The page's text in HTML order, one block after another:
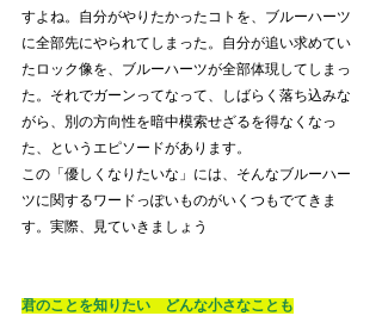
すよね。自分がやりたかったコトを、ブルーハーツ
に全部先にやられてしまった。自分が追い求めてい
たロック像を、ブルーハーツが全部体現してしまっ
た。それでガーンってなって、しばらく落ち込みな
がら、別の方向性を暗中模索せざるを得なくなっ
た、というエピソードがあります。
この「優しくなりたいな」には、そんなブルーハー
ツに関するワードっぽいものがいくつもでてきま
す。実際、見ていきましょう
君のことを知りたい　どんな小さなことも